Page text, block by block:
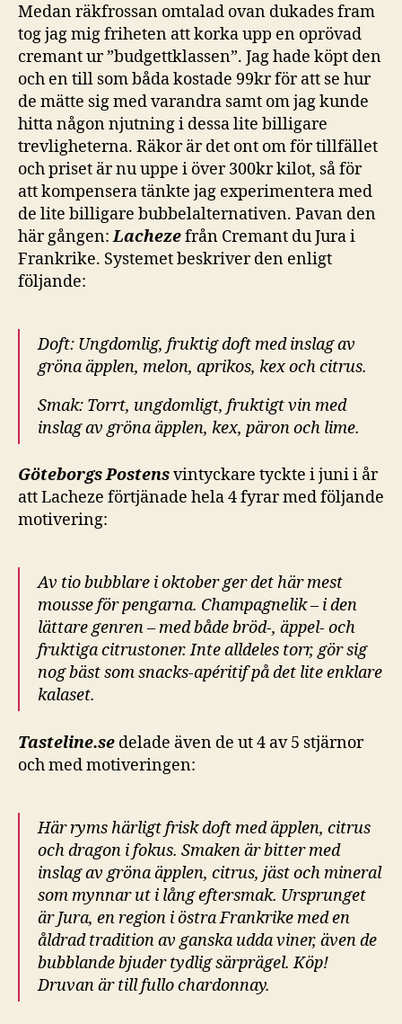
Medan räkfrossan omtalad ovan dukades fram
tog jag mig friheten att korka upp en oprövad
cremant ur ”budgettklassen”. Jag hade köpt den
och en till som båda kostade 99kr för att se hur
de mätte sig med varandra samt om jag kunde
hitta någon njutning i dessa lite billigare
trevligheterna. Räkor är det ont om för tillfället
och priset är nu uppe i över 300kr kilot, så för
att kompensera tänkte jag experimentera med
de lite billigare bubbelalternativen. Pavan den
här gången:Lachezefrån Cremant du Jura i
Frankrike. Systemet beskriver den enligt
följande:
Doft: Ungdomlig, fruktig doft med inslag av
gröna äpplen, melon, aprikos, kex och citrus.
Smak: Torrt, ungdomligt, fruktigt vin med
inslag av gröna äpplen, kex, päron och lime.
Göteborgs Postensvintyckare tyckte i juni i år
att Lacheze förtjänade hela 4 fyrar med följande
motivering:
Av tio bubblare i oktober ger det här mest
mousse för pengarna. Champagnelik – i den
lättare genren – med både bröd-, äppel- och
fruktiga citrustoner. Inte alldeles torr, gör sig
nog bäst som snacks-apéritif på det lite enklare
kalaset.
Tasteline.se delade även de ut 4 av 5 stjärnor
och med motiveringen:
Här ryms härligt frisk doft med äpplen, citrus
och dragon i fokus. Smaken är bitter med
inslag av gröna äpplen, citrus, jäst och mineral
som mynnar ut i lång eftersmak. Ursprunget
är Jura, en region i östra Frankrike med en
åldrad tradition av ganska udda viner, även de
bubblande bjuder tydlig särprägel. Köp!
Druvan är till fullo chardonnay.